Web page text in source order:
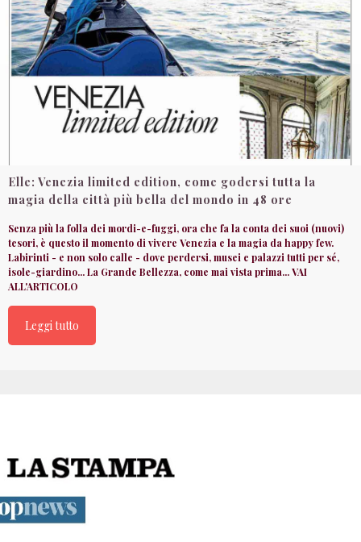
Elle: Venezia limited edition, come godersi tutta la
magia della città più bella del mondo in 48 ore
Senza più la folla dei mordi-e-fuggi, ora che fa la conta dei suoi (nuovi)
tesori, è questo il momento di vivere Venezia e la magia da happy few.
Labirinti - e non solo calle - dove perdersi, musei e palazzi tutti per sé,
isole-giardino... La Grande Bellezza, come mai vista prima... VAI
ALL'ARTICOLO
Leggi tutto